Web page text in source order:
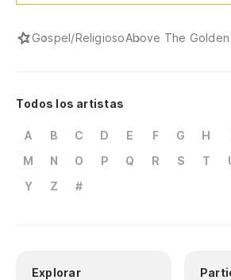
Gospel/ReligiosoAbove The
Todos los artistas
A B C D E F G H
M
N O P Q R S T
Y
Z #
Explorar